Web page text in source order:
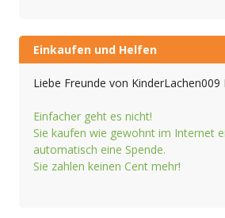
Einkaufen und Helfen
Liebe Freunde von KinderLachen009
Einfacher geht es nicht!
Sie kaufen wie gewohnt im Internet
automatisch eine Spende.
Sie zahlen keinen Cent mehr!